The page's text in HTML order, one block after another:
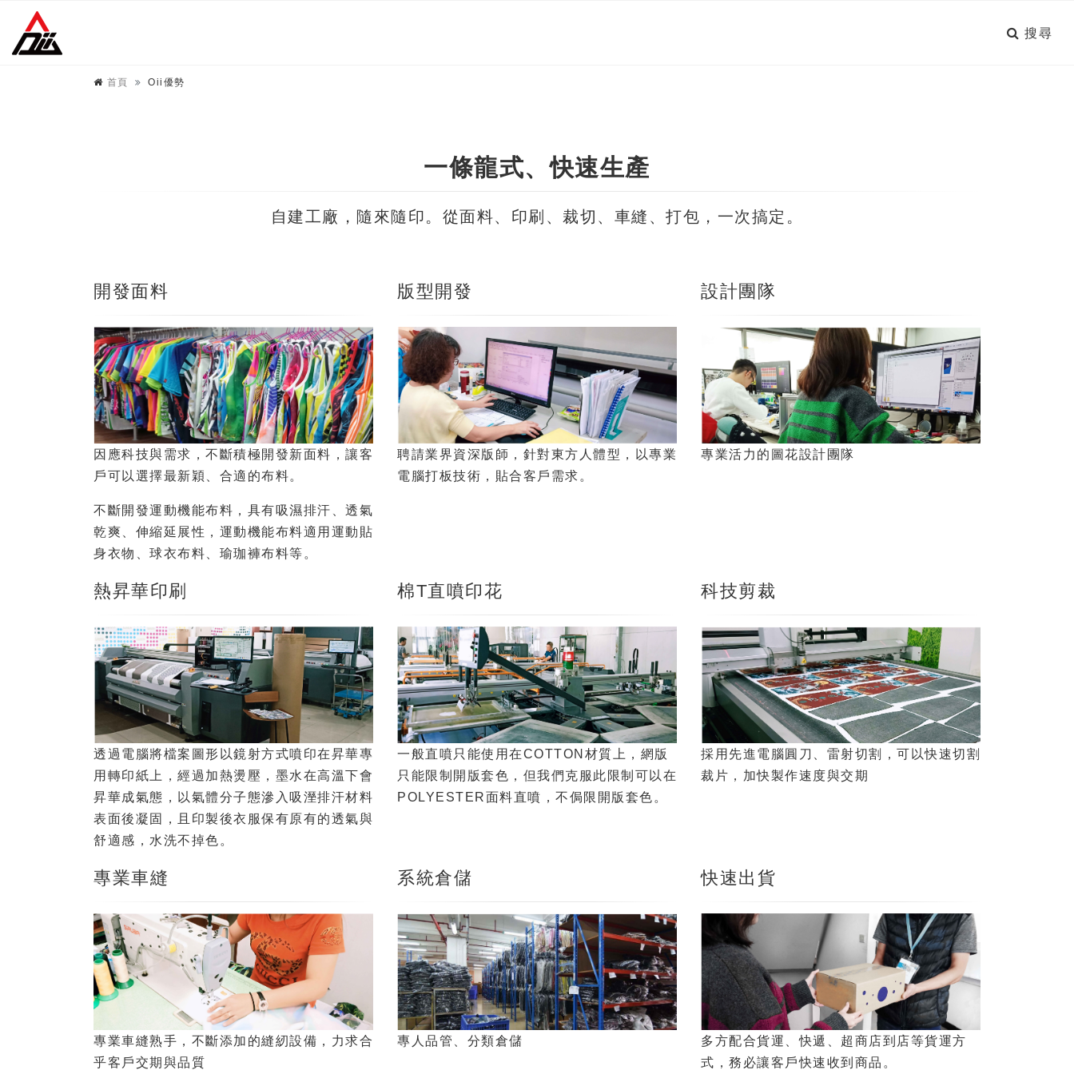
搜尋
首頁 Oii優勢
一條龍式、快速生產
自建工廠，隨來隨印。從面料、印刷、裁切、車縫、打包，一次搞定。
開發面料
因應科技與需求，不斷積極開發新面料，讓客
戶可以選擇最新穎、合適的布料。
不斷開發運動機能布料，具有吸濕排汗、透氣
乾爽、伸縮延展性，運動機能布料適用運動貼
身衣物、球衣布料、瑜珈褲布料等。
版型開發
聘請業界資深版師，針對東方人體型，以專業
電腦打板技術，貼合客戶需求。
設計團隊
專業活力的圖花設計團隊
熱昇華印刷
透過電腦將檔案圖形以鏡射方式噴印在昇華專
用轉印紙上，經過加熱燙壓，墨水在高溫下會
昇華成氣態，以氣體分子態滲入吸溼排汗材料
表面後凝固，且印製後衣服保有原有的透氣與
舒適感，水洗不掉色。
棉T直噴印花
一般直噴只能使用在COTTON材質上，網版
只能限制開版套色，但我們克服此限制可以在
POLYESTER面料直噴，不侷限開版套色。
科技剪裁
採用先進電腦圓刀、雷射切割，可以快速切割
裁片，加快製作速度與交期
專業車縫
專業車縫熟手，不斷添加的縫紉設備，力求合
乎客戶交期與品質
系統倉儲
專人品管、分類倉儲
快速出貨
多方配合貨運、快遞、超商店到店等貨運方
式，務必讓客戶快速收到商品。